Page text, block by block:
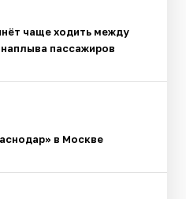
чаще ходить между
пассажиров
в Москве